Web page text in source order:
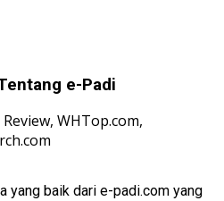
e-Padi
WHTop.com,
yang baik dari e-padi.com yang